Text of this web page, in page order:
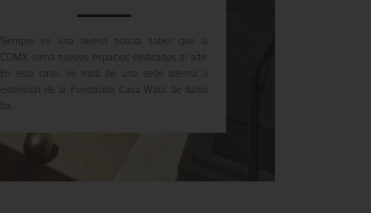
Siempre es una buena noticia saber que la
CDMX suma nuevos espacios dedicados al arte.
En esta caso, se trata de una sede alterna o
extensión de la Fundación Casa Wabi. Se llama
Sa...